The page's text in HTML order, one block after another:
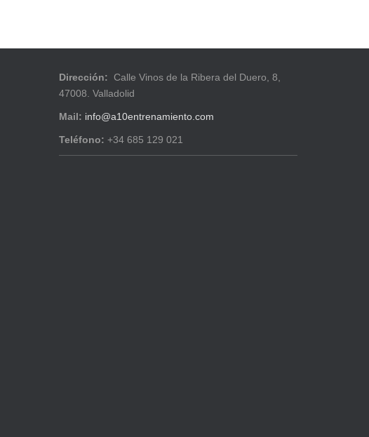
Dirección: Calle Vinos de la Ribera del Duero, 8,
47008. Valladolid
Mail: info@a10entrenamiento.com
Teléfono: +34 685 129 021